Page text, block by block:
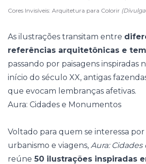
Cores Invisíveis: Arquitetura para Colorir
As ilustrações transitam entre
referências arquitetônicas e
passando por paisagens inspiradas
início do século XX, antigas
que evocam lembranças afetivas.
Aura: Cidades e Monumentos
Voltado para quem se interessa
urbanismo e viagens, Aura:
reúne 50 ilustrações inspiradas